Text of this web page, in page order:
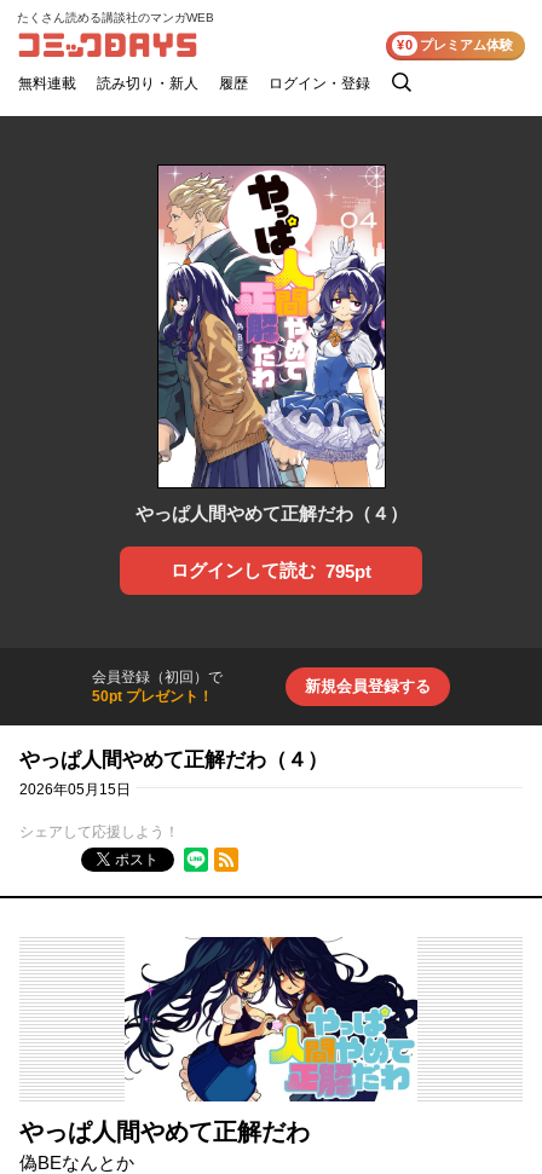
コミックDAYS
たくさん読める講談社のマンガWEB
無料連載 読み切り・新人 履歴 ログイン・登録
検
¥0 プレミアム体験
やっぱ人間やめて正解だわ（４）
ログインして読む 795pt
会員登録（初回）で
50pt プレゼント！
新規会員登録する
やっぱ人間やめて正解だわ（４）
2026年05月15日
シェアして応援しよう！
ポスト
RSSフィード
やっぱ人間やめて正解だわ
偽BEなんとか